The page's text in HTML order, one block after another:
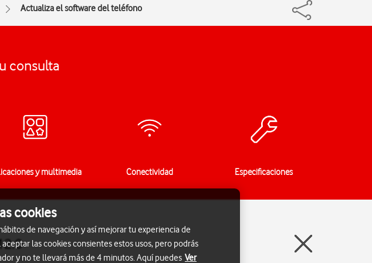
Actualiza el software del teléfono
consulta
y multimedia Conectividad Especificaciones
cookies
de navegación y así mejorar tu experiencia de
las cookies consientes estos usos, pero podrás
y no te llevará más de 4 minutos. Aquí puedes Ver